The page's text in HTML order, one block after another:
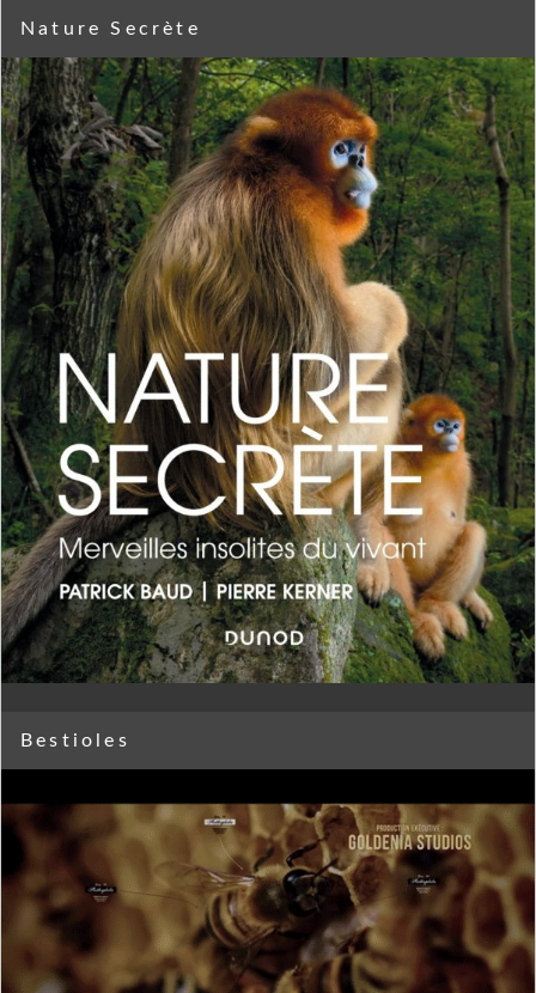
Nature Secrète
Bestioles